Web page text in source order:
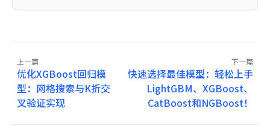
上一篇
优化XGBoost回归模
型：网格搜索与K折交
叉验证实现
下一篇
快速选择最佳模型：轻松上手
LightGBM、XGBoost、
CatBoost和NGBoost！